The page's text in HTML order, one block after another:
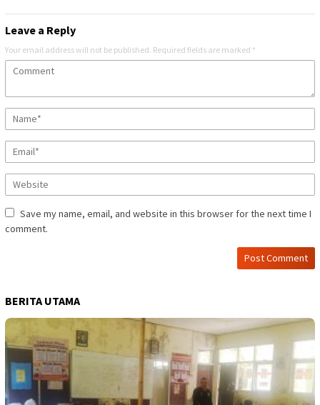
Leave a Reply
Your email address will not be published. Required fields are marked *
Save my name, email, and website in this browser for the next time I
comment.
BERITA UTAMA